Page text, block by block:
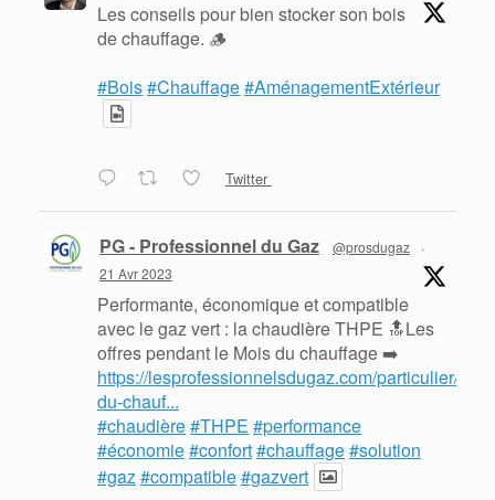
Les conseils pour bien stocker son bois
de chauffage. 🪵
#Bois#Chauffage#AménagementExtérieur
Twitter
PG - Professionnel du Gaz @prosdugaz
·
21 Avr 2023
Performante, économique et compatible
avec le gaz vert : la chaudière THPE 🔝Les
offres pendant le Mois du chauffage ➡️
https://lesprofessionnelsdugaz.com/particulier/
du-chauf...
#chaudière#THPE #performance
#économie#confort#chauffage#solution
#gaz#compatible#gazvert